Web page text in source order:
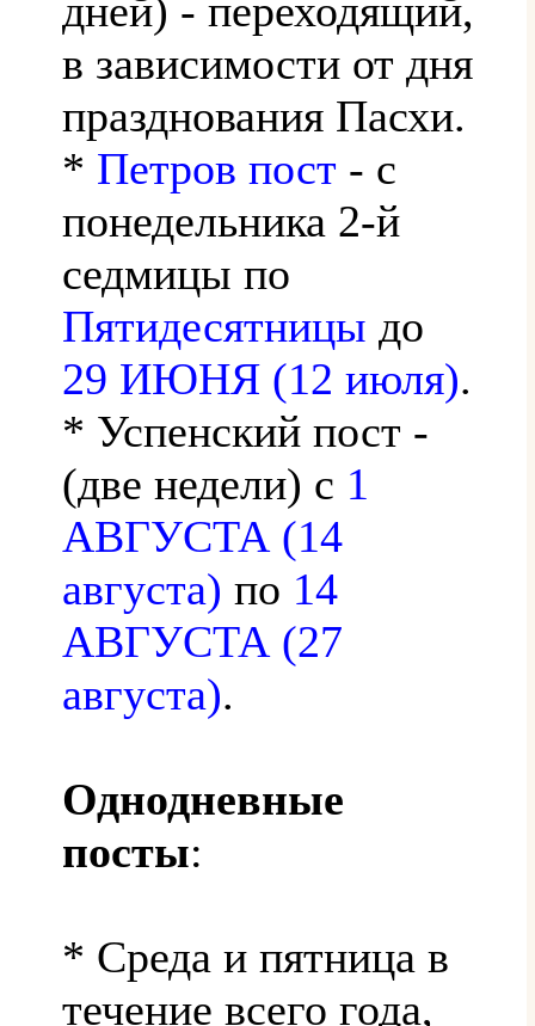
дней) - переходящий,
в зависимости от дня
празднования Пасхи.
* Петров пост - с
понедельника 2-й
седмицы по
Пятидесятницы до
29 ИЮНЯ (12 июля).
* Успенский пост -
(две недели) с 1
АВГУСТА (14
августа) по 14
АВГУСТА (27
августа).
Однодневные
посты:
* Среда и пятница в
течение всего года,